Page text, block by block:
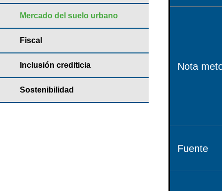
Mercado del suelo urbano
Fiscal
Inclusión crediticia
Sostenibilidad
Nota
Fuente